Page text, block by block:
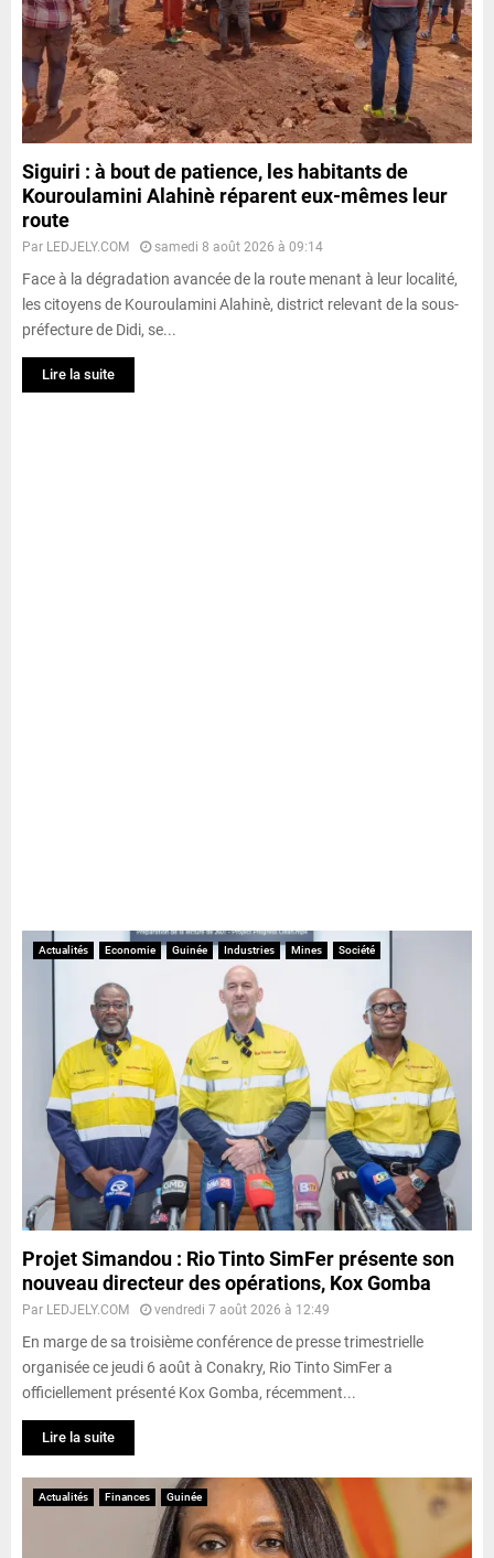
Siguiri : à bout de patience, les habitants de
Kouroulamini Alahinè réparent eux-mêmes leur
route
Par LEDJELY.COM samedi 8 août 2026 à 09:14
Face à la dégradation avancée de la route menant à leur localité,
les citoyens de Kouroulamini Alahinè, district relevant de la sous-
préfecture de Didi, se...
Lire la suite
Actualités Economie Guinée Industries Mines Société
Projet Simandou : Rio Tinto SimFer présente son
nouveau directeur des opérations, Kox Gomba
Par LEDJELY.COM vendredi 7 août 2026 à 12:49
En marge de sa troisième conférence de presse trimestrielle
organisée ce jeudi 6 août à Conakry, Rio Tinto SimFer a
officiellement présenté Kox Gomba, récemment...
Lire la suite
Actualités Finances Guinée